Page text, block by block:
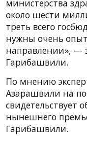
министерства
около шести
треть всего
нужны очень
направлении», —
Гарибашвили.
По мнению
Азарашвили на
свидетельствует
нынешнего
Гарибашвили.